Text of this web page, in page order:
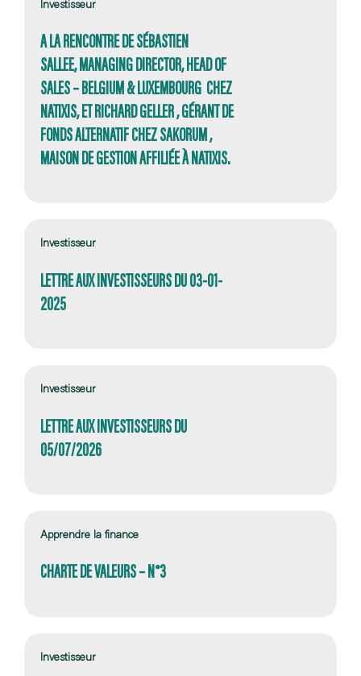
Investisseur
A LA RENCONTRE DE SÉBASTIEN
SALLEE, MANAGING DIRECTOR, HEAD OF
SALES – BELGIUM & LUXEMBOURG CHEZ
NATIXIS, ET RICHARD GELLER , GÉRANT DE
FONDS ALTERNATIF CHEZ SAKORUM ,
MAISON DE GESTION AFFILIÉE À NATIXIS.
Investisseur
LETTRE AUX INVESTISSEURS DU 03-01-
2025
Investisseur
LETTRE AUX INVESTISSEURS DU
05/07/2026
Apprendre la finance
CHARTE DE VALEURS – N°3
Investisseur